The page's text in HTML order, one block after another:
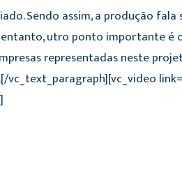
Sendo assim, a produção
utro ponto importante
representadas neste
vc_text_paragraph][vc_video